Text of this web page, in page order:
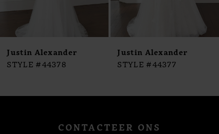
8
10
11
12
14
Justin Alexander
STYLE #44378
Justin Alexander
STYLE #44377
CONTACTEER ONS